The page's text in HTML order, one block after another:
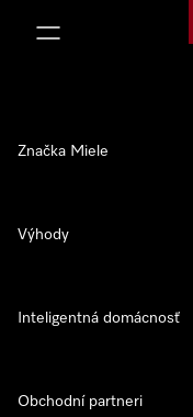
Značka Miele
Výhody
Inteligentná domácnosť
Obchodní partneri